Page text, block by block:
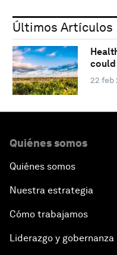
Últimos Artículos
could
22 feb
Quiénes somos
Quiénes somos
Nuestra estrategia
Cómo trabajamos
Liderazgo y gobernanza